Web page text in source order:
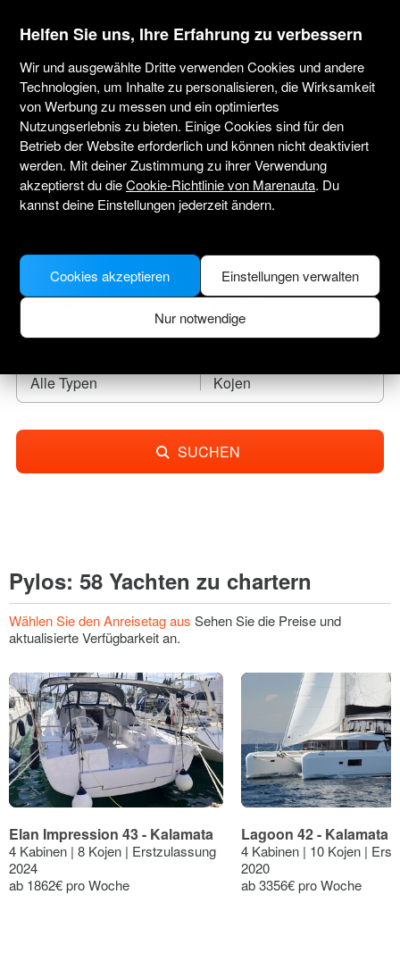
marenauta
Yachtcharter Pylos
Tragen Sie das Anreisedatum ein und finden
Sie Ihr Leihboot.
Alle Typen Kojen
SUCHEN
Pylos: 58 Yachten zu chartern
Wählen Sie den Anreisetag aus Sehen Sie die Preise und
aktualisierte Verfügbarkeit an.
Elan Impression 43 - Kalamata
4 Kabinen | 8 Kojen | Erstzulassung
2024
ab 1862€ pro Woche
Lagoon 42 - Kalamata
4 Kabinen | 10 Kojen |
2020
ab 3356€ pro Woche
Helfen Sie uns, Ihre Erfahrung zu verbessern
Wir und ausgewählte Dritte verwenden Cookies und andere
Technologien, um Inhalte zu personalisieren, die Wirksamkeit
von Werbung zu messen und ein optimiertes
Nutzungserlebnis zu bieten. Einige Cookies sind für den
Betrieb der Website erforderlich und können nicht deaktiviert
werden. Mit deiner Zustimmung zu ihrer Verwendung
akzeptierst du dieCookie-Richtlinie von Marenauta. Du
kannst deine Einstellungen jederzeit ändern.
Einstellungen verwalten
Nur notwendige
Cookies akzeptieren